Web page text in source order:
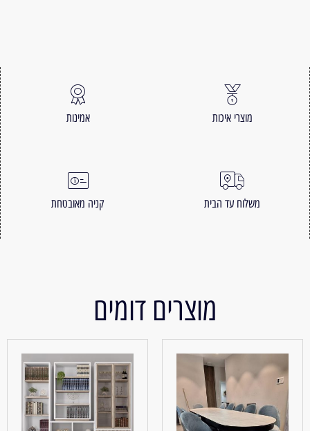
מוצרי איכות אמינות
משלוח עד הבית קניה מאובטחת
מוצרים דומים